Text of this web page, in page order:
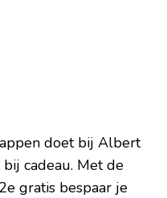
doet bij Albert
cadeau. Met de
gratis bespaar je